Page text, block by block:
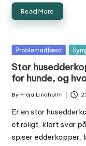
Read More
Posted
Problemadfærd
Stor
for hunde, og
Posted
by
By Freja Lindholm
Er en stor
et roligt, klart svar på
spiser